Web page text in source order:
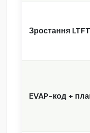
Зростання
EVAP-код +